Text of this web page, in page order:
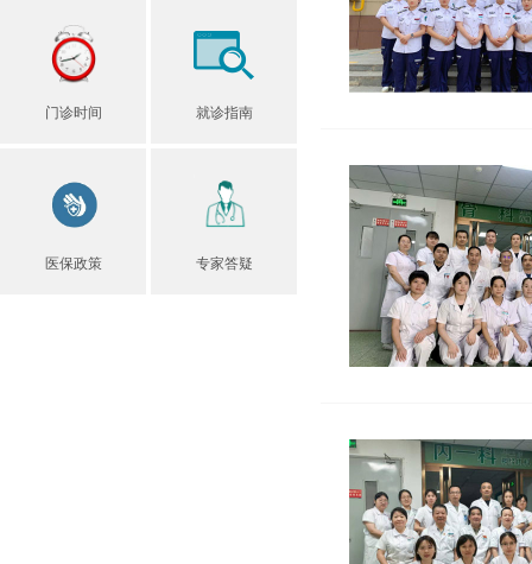
门诊时间 就诊指南
医保政策 专家答疑